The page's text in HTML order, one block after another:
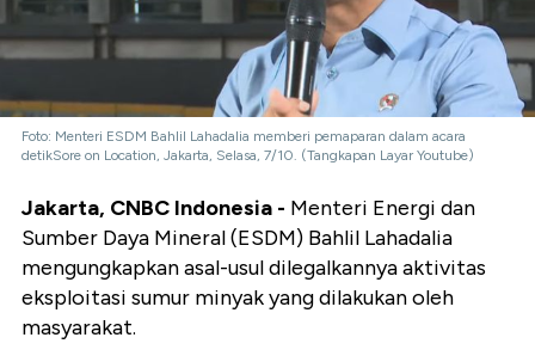
Foto: Menteri ESDM Bahlil Lahadalia memberi pemaparan dalam acara
detikSore on Location, Jakarta, Selasa, 7/10. (Tangkapan Layar Youtube)
Jakarta, CNBC Indonesia - Menteri Energi dan
Sumber Daya Mineral (ESDM) Bahlil Lahadalia
mengungkapkan asal-usul dilegalkannya aktivitas
eksploitasi sumur minyak yang dilakukan oleh
masyarakat.